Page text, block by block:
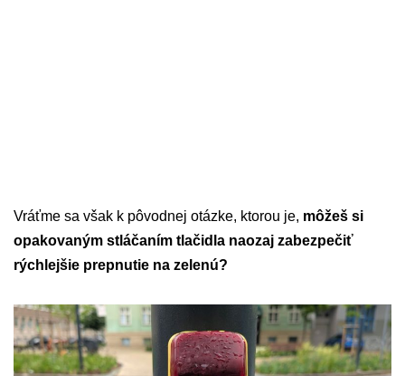
Vráťme sa však k pôvodnej otázke, ktorou je, môžeš si
opakovaným stláčaním tlačidla naozaj zabezpečiť
rýchlejšie prepnutie na zelenú?